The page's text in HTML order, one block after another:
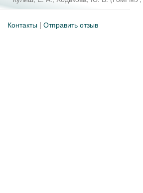
Контакты | Отправить отзыв